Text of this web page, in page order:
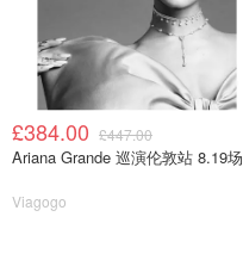
£384.00 £447.00
Ariana Grande 巡演伦敦站 8.19场
Viagogo